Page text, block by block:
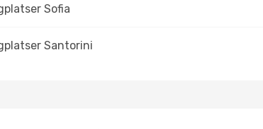
Sofia
Santorini